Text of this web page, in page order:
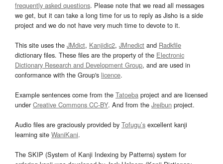
frequently asked questions. Please note that we read all messages
we get, but it can take a long time for us to reply as Jisho is a side
project and we do not have very much time to devote to it.
This site uses the JMdict, Kanjidic2, JMnedict and Radkfile
dictionary files. These files are the property of the Electronic
Dictionary Research and Development Group, and are used in
conformance with the Group's licence.
Example sentences come from the Tatoeba project and are licensed
underCreative Commons CC-BY. And from the Jreibun project.
Audio files are graciously provided by Tofugu’s excellent kanji
learning site WaniKani.
The SKIP (System of Kanji Indexing by Patterns) system for